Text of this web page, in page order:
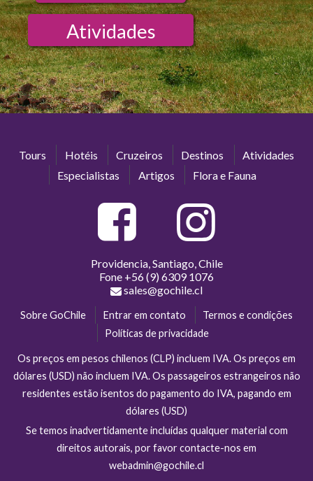
Atividades
Tours Hotéis Cruzeiros Destinos
Atividades
Especialistas
Artigos Flora e Fauna
Providencia, Santiago, Chile
Fone +56 (9) 6309 1076
sales@gochile.cl
Sobre GoChile Entrar em contato
Termos e condições
Políticas de privacidade
Os preços em pesos chilenos (CLP) incluem IVA. Os preços em
dólares (USD) não incluem IVA. Os passageiros estrangeiros não
residentes estão isentos do pagamento do IVA, pagando em
dólares (USD)
Se temos inadvertidamente incluídas qualquer material com
direitos autorais, por favor contacte-nos em
webadmin@gochile.cl